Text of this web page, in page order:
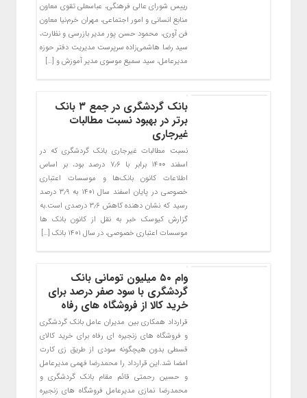
رییس شورای عالی فرهنگی، عباسعلی تقوی معاون
منابع انسانی و امور اجتماعی، مهران خرم‌نیا معاون
فن آوری، محمود حسن پور مدیر بازرسی و نظارت،
سید رضا هاشمی‌زاده سرپرست مدیریت دفتر حوزه
مدیرعامل، سید سمیع موسوی مدیر آموزش و […]
بانک گردشگری در جمع ۳ بانک
برتر در بهبود نسبت مطالبات
غیرجاری
نسبت مطالبات غیرجاری بانک گردشگری که در
اسفند ۱۴۰۰ برابر با ۷٫۶ درصد بود، بر اساس
اطلاعات کانون بانک‌ها و موسسات اعتباری
خصوصی در پایان اسفند سال ۱۴۰۱ به ۳٫۹ درصد
رسید که نشان دهنده کاهش ۳٫۶ درصدی است.به
گزارش کیوسک خبر به نقل از کانون بانک ها
موسسات اعتباری خصوصی، در سال ۱۴۰۱ بانک […]
وام ۵۰ میلیون تومانی بانک
گردشگری با سود صفر درصد برای
خرید کالا از فروشگاه های رفاه
قرارداد همکاری بین مدیران عامل بانک گردشگری
و فروشگاه های زنجیره ای رفاه برای خرید کالای
قسطی بدون هیچگونه سودی از طریق زی کارت
امضا شد.این قرارداد را محمدرضا فهمی مدیرعامل
و حسین رحمتی قائم مقام بانک گردشگری و
محمدرضا نمازی مدیرعامل فروشگاه های زنجیره